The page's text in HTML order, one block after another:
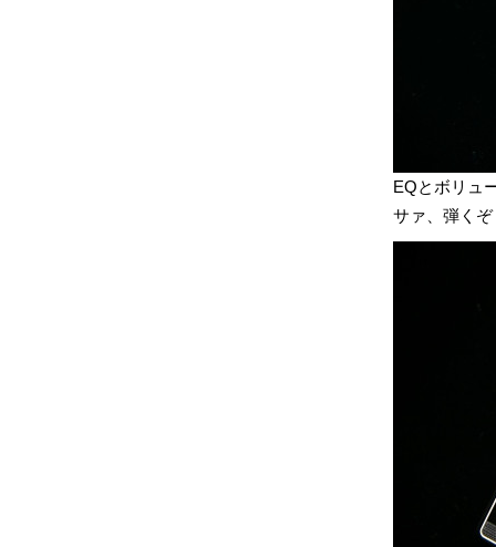
EQとボリュ
サァ、弾く